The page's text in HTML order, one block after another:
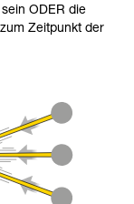
ODER die
Zeitpunkt der